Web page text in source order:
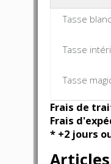
Tasse
Tasse
Tasse
Frais de
Frais
* +2 jours